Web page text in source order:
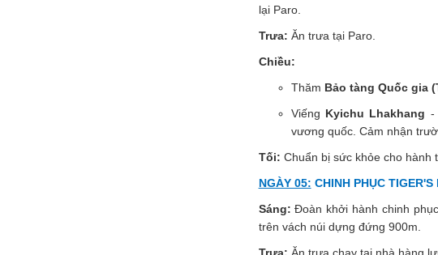
lại Paro.
Trưa: Ăn trưa tại Paro.
Chiều:
Thăm Bảo tàng Quốc gia
Viếng Kyichu Lhakhang -
vương quốc. Cảm nhận
Tối: Chuẩn bị sức khỏe cho hành
NGÀY 05: CHINH PHỤC
Sáng: Đoàn khởi hành chinh
trên vách núi dựng đứng 900m.